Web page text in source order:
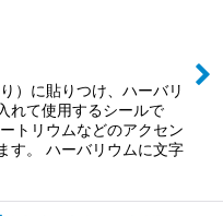
）に貼りつけ、ハーバリ
れて使用するシールで
トリウムなどのアクセン
す。 ハーバリウムに文字